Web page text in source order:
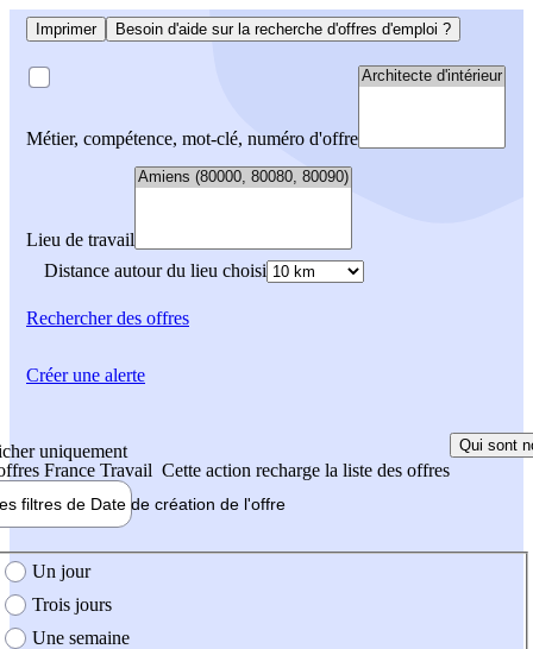
Imprimer Besoin d'aide sur la recherche d'offres d'emploi ?
Métier, compétence, mot-clé, numéro d'offre
Lieu de travail
Distance autour du lieu choisi
Rechercherdes offres
uniquement
France Travail Cette action recharge la liste des offres
Qui sont
filtres de Date de création de l'offre
création de l'offre
Un jour
Trois jours
Une semaine
Créer une alerte